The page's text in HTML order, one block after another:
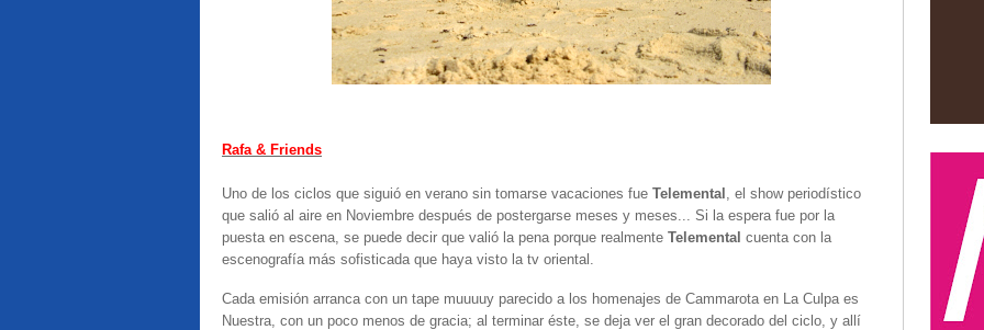
Rafa & Friends
Uno de los ciclos que siguió en verano sin tomarse vacaciones fue Telemental , el show periodístico
que salió al aire en Noviembre después de postergarse meses y meses... Si la espera fue por la
puesta en escena, se puede decir que valió la pena porque realmente Telemental cuenta con la
escenografía más sofisticada que haya visto la tv oriental.
Cada emisión arranca con un tape muuuuy parecido a los homenajes de Cammarota en La Culpa es
Nuestra, con un poco menos de gracia; al terminar éste, se deja ver el gran decorado del ciclo, y allí